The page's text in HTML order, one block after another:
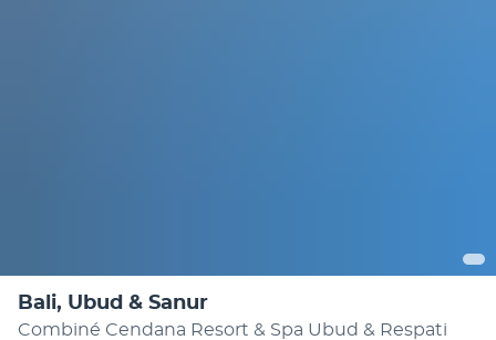
Bali, Ubud & Sanur
Combiné Cendana Resort & Spa Ubud & Respati